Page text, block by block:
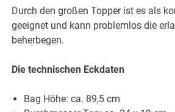
Durch den großen Topper ist es als
geeignet und kann problemlos die
beherbegen.
Die technischen Eckdaten
Bag Höhe: ca. 89,5 cm